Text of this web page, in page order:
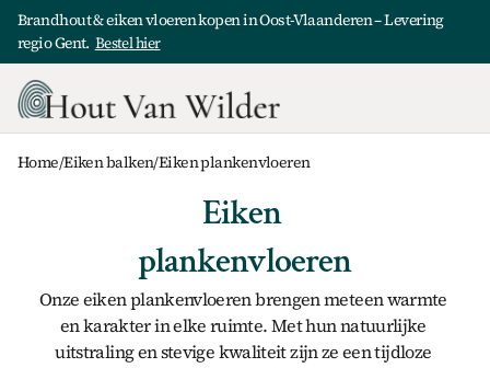
Brandhout & eiken vloeren kopen in Oost-Vlaanderen – Levering
regio Gent. Bestel hier
Home/Eiken balken/Eiken plankenvloeren
Eiken
plankenvloeren
Onze eiken plankenvloeren brengen meteen warmte
en karakter in elke ruimte. Met hun natuurlijke
uitstraling en stevige kwaliteit zijn ze een tijdloze